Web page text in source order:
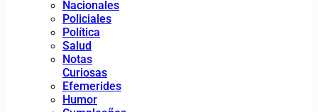
Nacionales
Policiales
Política
Salud
Notas
Curiosas
Efemerides
Humor